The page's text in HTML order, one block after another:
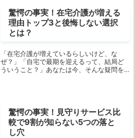
驚愕の事実！在宅介護が増える
理由トップ3と後悔しない選択
とは？
「在宅介護が増えているらしいけど、な
ぜ？」「自宅で最期を迎えるって、結局ど
ういうこと？」あなたは今、そんな疑問を
驚愕の事実！見守りサービス比
較で9割が知らない5つの落と
し穴